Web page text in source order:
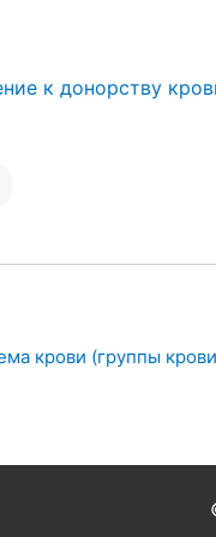
к донорству
крови (группы